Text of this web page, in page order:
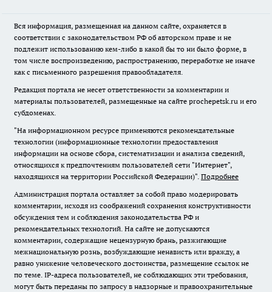
Вся информация, размещенная на данном сайте, охраняется в
соответствии с законодательством РФ об авторском праве и не
подлежит использованию кем-либо в какой бы то ни было форме, в
том числе воспроизведению, распространению, переработке не иначе
как с письменного разрешения правообладателя.
Редакция портала не несет ответственности за комментарии и
материалы пользователей, размещенные на сайте prochepetsk.ru и его
субдоменах.
"На информационном ресурсе применяются рекомендательные
технологии (информационные технологии предоставления
информации на основе сбора, систематизации и анализа сведений,
относящихся к предпочтениям пользователей сети "Интернет",
находящихся на территории Российской Федерации)". Подробнее
Администрация портала оставляет за собой право модерировать
комментарии, исходя из соображений сохранения конструктивности
обсуждения тем и соблюдения законодательства РФ и
рекомендательных технологий. На сайте не допускаются
комментарии, содержащие нецензурную брань, разжигающие
межнациональную рознь, возбуждающие ненависть или вражду, а
равно унижение человеческого достоинства, размещение ссылок не
по теме. IP-адреса пользователей, не соблюдающих эти требования,
могут быть переданы по запросу в надзорные и правоохранительные